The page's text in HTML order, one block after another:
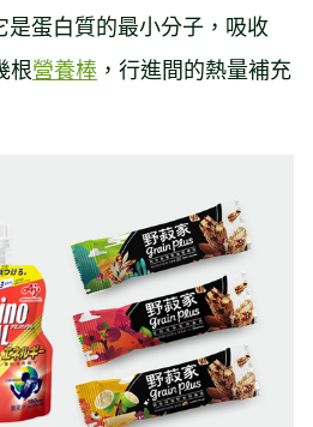
蛋白質的最小分子，吸收
根營養棒 ，行進間的熱量補充